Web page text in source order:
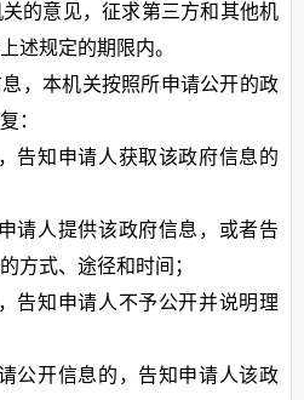
的意见，征求第三方和其他机
述规定的期限内。
，本机关按照所申请公开的政
：
告知申请人获取该政府信息的
请人提供该政府信息，或者告
方式、途径和时间；
告知申请人不予公开并说明理
公开信息的，告知申请人该政